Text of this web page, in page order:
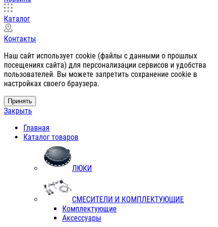
Каталог
Контакты
Наш сайт использует cookie (файлы с данными о прошлых
посещениях сайта) для персонализации сервисов и удобства
пользователей. Вы можете запретить сохранение cookie в
настройках своего браузера.
Принять
Закрыть
Главная
Каталог товаров
ЛЮКИ
СМЕСИТЕЛИ И КОМПЛЕКТУЮЩИЕ
Комплектующие
Аксессуары